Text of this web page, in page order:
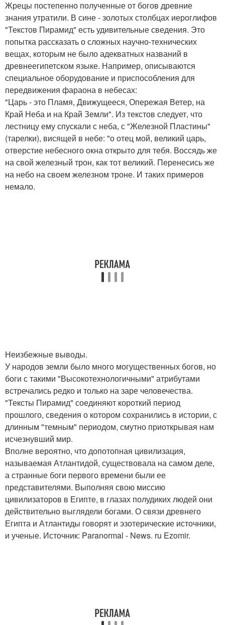
Жрецы постепенно полученные от богов древние
знания утратили. В сине - золотых столбцах иероглифов
"Текстов Пирамид" есть удивительные сведения. Это
попытка рассказать о сложных научно-технических
вещах, которым не было адекватных названий в
древнеегипетском языке. Например, описываются
специальное оборудование и приспособления для
передвижения фараона в небесах:
"Царь - это Пламя, Движущееся, Опережая Ветер, на
Край Неба и на Край Земли". Из текстов следует, что
лестницу ему спускали с неба, с "Железной Пластины"
(тарелки), висящей в небе: "о отец мой, великий царь,
отверстие небесного окна открыто для тебя. Воссядь же
на свой железный трон, как тот великий. Перенесись же
на небо на своем железном троне. И таких примеров
немало.
Неизбежные выводы.
У народов земли было много могущественных богов, но
боги с такими "Высокотехнологичными" атрибутами
встречались редко и только на заре человечества.
"Тексты Пирамид" соединяют короткий период
прошлого, сведения о котором сохранились в истории, с
длинным "темным" периодом, смутно приоткрывая нам
исчезнувший мир.
Вполне вероятно, что допотопная цивилизация,
называемая Атлантидой, существовала на самом деле,
а странные боги первого времени были ее
представителями. Выполняя свою миссию
цивилизаторов в Египте, в глазах полудиких людей они
действительно выглядели богами. О связи древнего
Египта и Атлантиды говорят и эзотерические источники,
и ученые. Источник: Paranormal - News. ru Ezomir.